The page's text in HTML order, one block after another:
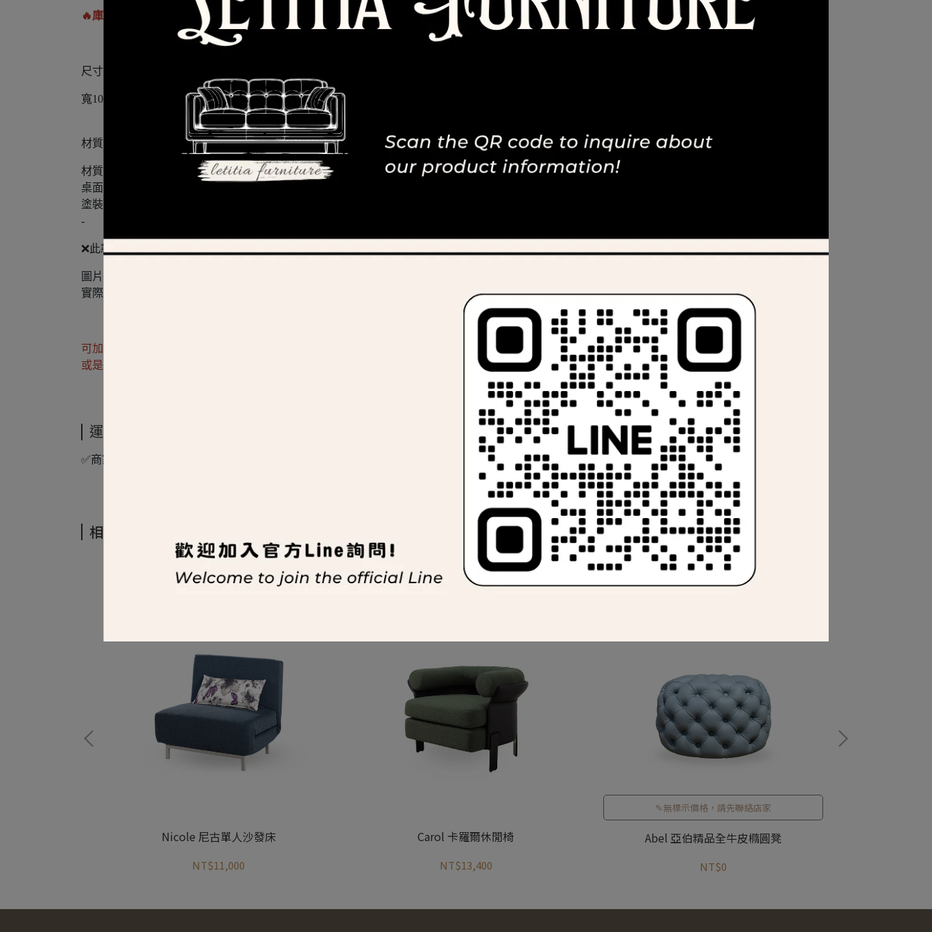
🔥庫存或細節，請加入官方Line或來電詢問🔥
尺寸
寬105 深52 高46
材質
材質：採用實木+MDF全包式材質
桌面：高級MDF全烤式材質
塗裝：採用優麗坦耐磨耐水塗裝
-
❌此款不可訂製❌
圖片皆為實際品項拍攝
實際顏色以現場為主
可加入官方Line :
或是來電洽詢參觀
運送方式
✅商家配送，滿六萬免運
相關商品
Nicole 尼古單人沙發床
NT$11,000
Carol 卡羅爾休閒椅
NT$13,400
✎無標示價格，請先聯絡店家
Abel 亞伯精品全牛皮橢圓凳
NT$0